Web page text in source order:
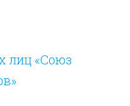
лиц «Союз